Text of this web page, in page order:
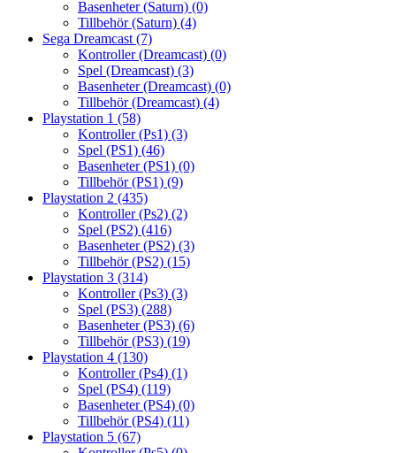
Basenheter (Saturn) (0)
Tillbehör (Saturn) (4)
Sega Dreamcast (7)
Kontroller (Dreamcast) (0)
Spel (Dreamcast) (3)
Basenheter (Dreamcast) (0)
Tillbehör (Dreamcast) (4)
Playstation 1 (58)
Kontroller (Ps1) (3)
Spel (PS1) (46)
Basenheter (PS1) (0)
Tillbehör (PS1) (9)
Playstation 2 (435)
Kontroller (Ps2) (2)
Spel (PS2) (416)
Basenheter (PS2) (3)
Tillbehör (PS2) (15)
Playstation 3 (314)
Kontroller (Ps3) (3)
Spel (PS3) (288)
Basenheter (PS3) (6)
Tillbehör (PS3) (19)
Playstation 4 (130)
Kontroller (Ps4) (1)
Spel (PS4) (119)
Basenheter (PS4) (0)
Tillbehör (PS4) (11)
Playstation 5 (67)